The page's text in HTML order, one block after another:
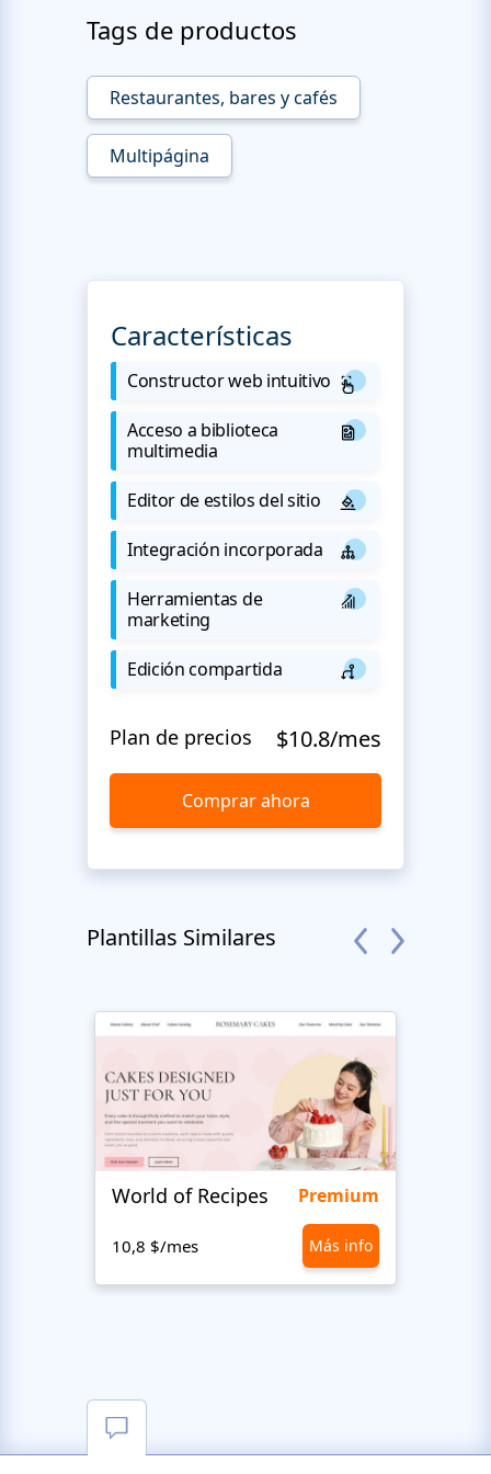
Tags de productos
Restaurantes, bares y cafés
Multipágina
Características
Constructor web intuitivo
Acceso a biblioteca
multimedia
Editor de estilos del sitio
Integración incorporada
Herramientas de
marketing
Edición compartida
Plan de precios $10.8/mes
Comprar ahora
Plantillas Similares
World of Recipes Premium
10,8 $/mes Más info